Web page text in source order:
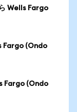
Wells Fargo
Fargo (Ondo
Fargo (Ondo